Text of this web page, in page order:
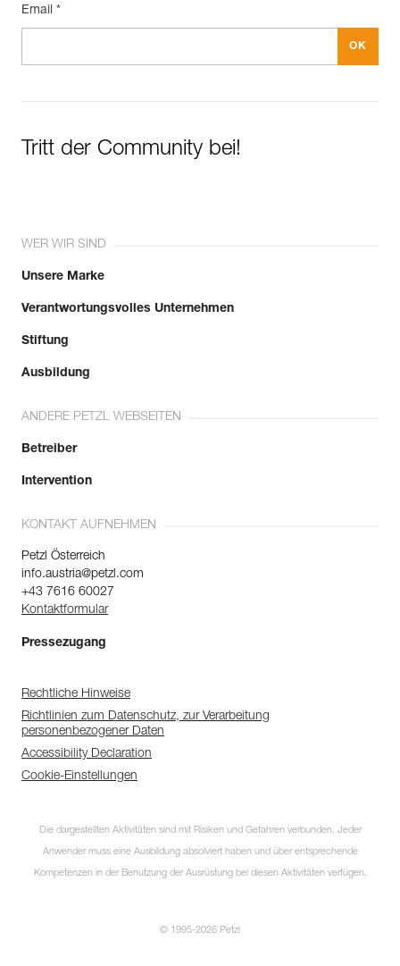
Email *
Tritt der Community bei!
WER WIR SIND
Unsere Marke
Verantwortungsvolles Unternehmen
Stiftung
Ausbildung
ANDERE PETZL WEBSEITEN
Betreiber
Intervention
KONTAKT AUFNEHMEN
Petzl Österreich
info.austria@petzl.com
+43 7616 60027
Kontaktformular
Pressezugang
Rechtliche Hinweise
Richtlinien zum Datenschutz, zur Verarbeitung
personenbezogener Daten
Accessibility Declaration
Cookie-Einstellungen
Die dargestellten Aktivitäten sind mit Risiken und Gefahren verbunden. Jeder
Anwender muss eine Ausbildung absolviert haben und über entsprechende
Kompetenzen in der Benutzung der Ausrüstung bei diesen Aktivitäten verfügen.
© 1995-2026 Petzl